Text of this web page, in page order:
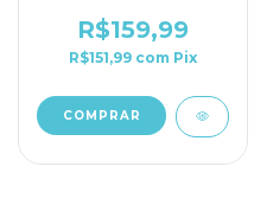
R$159,99
R$151,99 com Pix
COMPRAR